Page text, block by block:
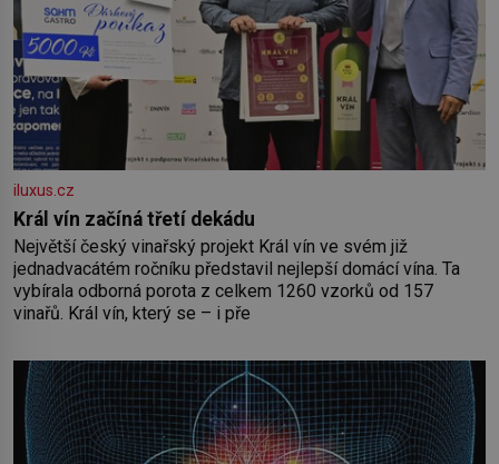
iluxus.cz
Král vín začíná třetí dekádu
Největší český vinařský projekt Král vín ve svém již
jednadvacátém ročníku představil nejlepší domácí vína. Ta
vybírala odborná porota z celkem 1260 vzorků od 157
vinařů. Král vín, který se – i pře